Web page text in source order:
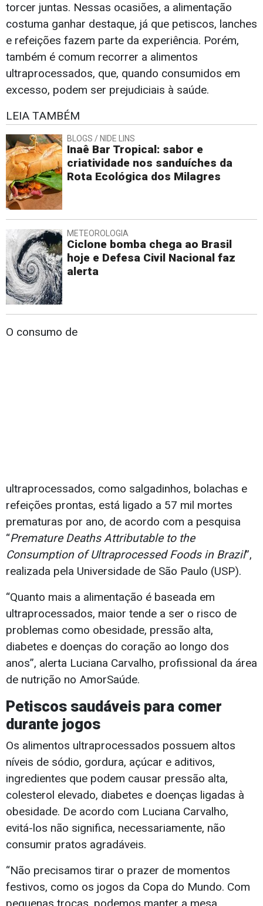
torcer juntas. Nessas ocasiões, a alimentação
costuma ganhar destaque, já que petiscos, lanches
e refeições fazem parte da experiência. Porém,
também é comum recorrer a alimentos
ultraprocessados, que, quando consumidos em
excesso, podem ser prejudiciais à saúde.
LEIA TAMBÉM
BLOGS / NIDE LINS
Inaê Bar Tropical: sabor e
criatividade nos sanduíches da
Rota Ecológica dos Milagres
METEOROLOGIA
Ciclone bomba chega ao Brasil
hoje e Defesa Civil Nacional faz
alerta
O consumo de
ultraprocessados, como salgadinhos, bolachas e
refeições prontas, está ligado a 57 mil mortes
prematuras por ano, de acordo com a pesquisa
“Premature Deaths Attributable to the
Consumption of Ultraprocessed Foods in Brazil”,
realizada pela Universidade de São Paulo (USP).
“Quanto mais a alimentação é baseada em
ultraprocessados, maior tende a ser o risco de
problemas como obesidade, pressão alta,
diabetes e doenças do coração ao longo dos
anos”, alerta Luciana Carvalho, profissional da área
de nutrição no AmorSaúde.
Petiscos saudáveis para comer
durante jogos
Os alimentos ultraprocessados possuem altos
níveis de sódio, gordura, açúcar e aditivos,
ingredientes que podem causar pressão alta,
colesterol elevado, diabetes e doenças ligadas à
obesidade. De acordo com Luciana Carvalho,
evitá-los não significa, necessariamente, não
consumir pratos agradáveis.
“Não precisamos tirar o prazer de momentos
festivos, como os jogos da Copa do Mundo. Com